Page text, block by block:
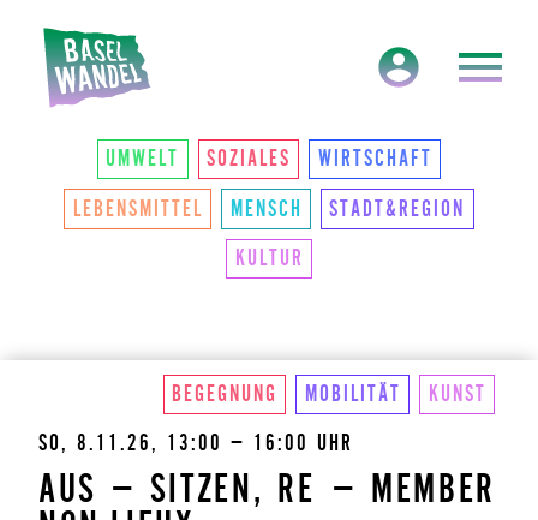
HAUPTNAVIGATION
THEMEN
UMWELT SOZIALES WIRTSCHAFT
LEBENSMITTEL MENSCH STADT&REGION
KULTUR
BEGEGNUNG MOBILITÄT KUNST
SO, 8.11.26, 13:00 – 16:00 UHR
AUS – SITZEN, RE – MEMBER